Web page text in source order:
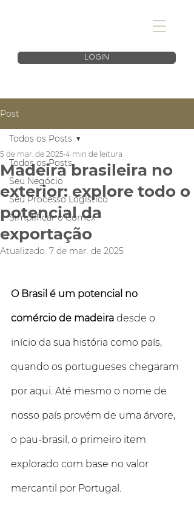
LOGIN
Post
Todos os Posts
Seu Negócio
Seu Processo Logístico
Simplificar o Comex
Todos os Posts
Madeira brasileira no
exterior: explore todo o
potencial da
exportação
5 de mar. de 2025 4 min de leitura
Atualizado: 7 de mar. de 2025
O Brasil é um potencial no
comércio de madeira desde o
início da sua história como país,
quando os portugueses chegaram
por aqui. Até mesmo o nome de
nosso país provém de uma árvore,
o pau-brasil, o primeiro item
explorado com base no valor
mercantil por Portugal.